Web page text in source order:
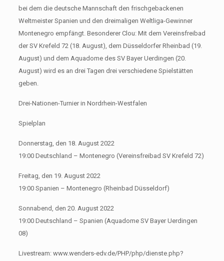
bei dem die deutsche Mannschaft den frischgebackenen
Weltmeister Spanien und den dreimaligen Weltliga-Gewinner
Montenegro empfängt. Besonderer Clou: Mit dem Vereinsfreibad
der SV Krefeld 72 (18. August), dem Düsseldorfer Rheinbad (19.
August) und dem Aquadome des SV Bayer Uerdingen (20.
August) wird es an drei Tagen drei verschiedene Spielstätten
geben.
Drei-Nationen-Turnier in Nordrhein-Westfalen
Spielplan
Donnerstag, den 18. August 2022
19:00 Deutschland – Montenegro (Vereinsfreibad SV Krefeld 72)
Freitag, den 19. August 2022
19:00 Spanien – Montenegro (Rheinbad Düsseldorf)
Sonnabend, den 20. August 2022
19:00 Deutschland – Spanien (Aquadome SV Bayer Uerdingen
08)
Livestream: www.wenders-edv.de/PHP/php/dienste.php?